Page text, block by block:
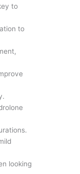
to
to
looking